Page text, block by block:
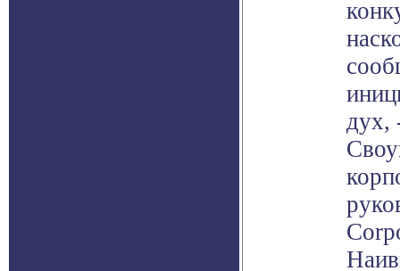
дух,